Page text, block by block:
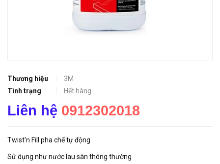
Thương hiệu
3M
Tình trạng
Hết hàng
Liên hệ 0912302018
Twist'n Fill pha chế tự động
Sử dụng như nước lau sàn thông thường